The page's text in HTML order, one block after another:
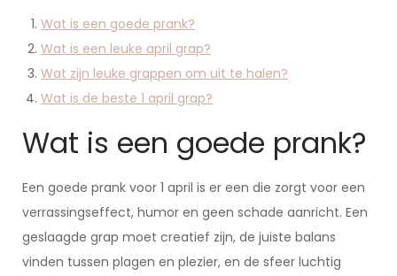
Wat is een goede prank?
Wat is een leuke april grap?
Wat zijn leuke grappen om uit te halen?
Wat is de beste 1 april grap?
Wat is een goede prank?
Een goede prank voor 1 april is er een die zorgt voor een
verrassingseffect, humor en geen schade aanricht. Een
geslaagde grap moet creatief zijn, de juiste balans
vinden tussen plagen en plezier, en de sfeer luchtig